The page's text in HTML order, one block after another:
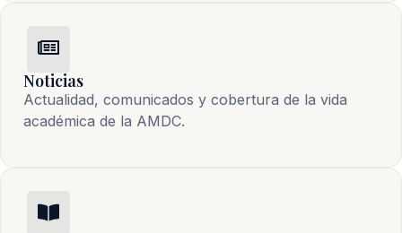
Noticias
Actualidad, comunicados y cobertura de la vida
académica de la AMDC.